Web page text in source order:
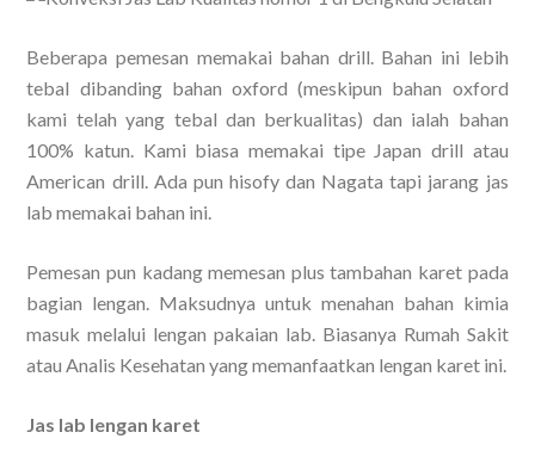
Beberapa pemesan memakai bahan drill. Bahan ini lebih
tebal dibanding bahan oxford (meskipun bahan oxford
kami telah yang tebal dan berkualitas) dan ialah bahan
100% katun. Kami biasa memakai tipe Japan drill atau
American drill. Ada pun hisofy dan Nagata tapi jarang jas
lab memakai bahan ini.
Pemesan pun kadang memesan plus tambahan karet pada
bagian lengan. Maksudnya untuk menahan bahan kimia
masuk melalui lengan pakaian lab. Biasanya Rumah Sakit
atau Analis Kesehatan yang memanfaatkan lengan karet ini.
Jas lab lengan karet